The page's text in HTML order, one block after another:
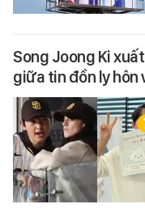
Song Joong Ki
giữa tin đồn ly hôn